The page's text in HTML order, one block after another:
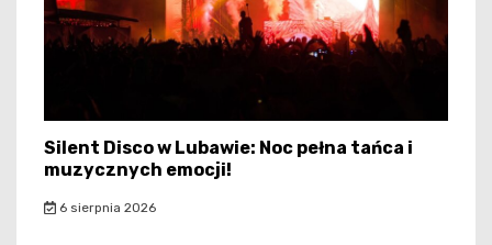
Silent Disco w Lubawie: Noc pełna tańca i
muzycznych emocji!
6 sierpnia 2026